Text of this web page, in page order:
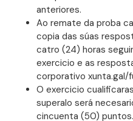
anteriores.
Ao remate da proba
copia das súas
catro (24) horas
exercicio e as
corporativo xunta.gal/
O exercicio
superalo será
cincuenta (50) puntos.